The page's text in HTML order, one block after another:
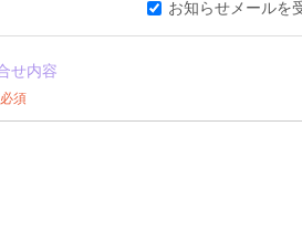
お知らせメールを
せ内容
須